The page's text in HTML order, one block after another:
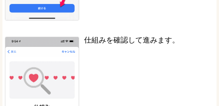
仕組みを確認して進みます。